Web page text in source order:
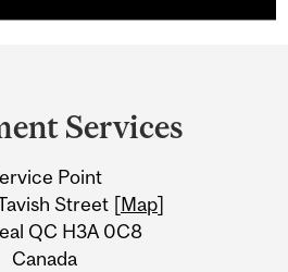
Services
Point
Street [Map]
QC H3A 0C8
Canada